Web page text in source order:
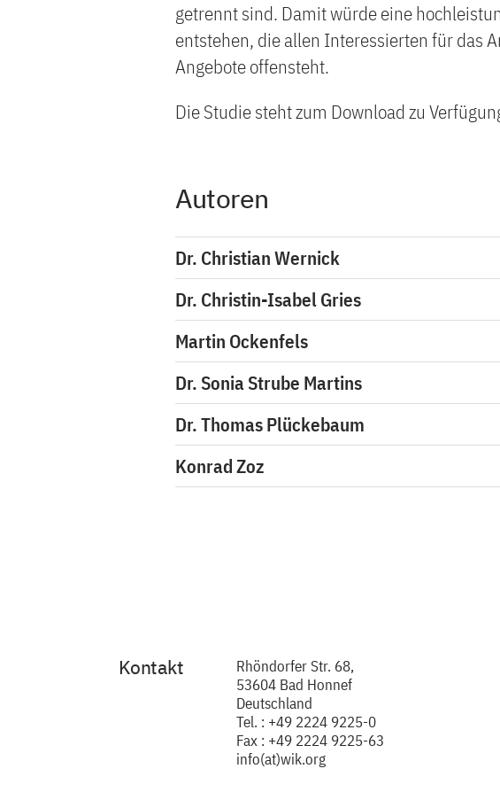
getrennt sind. Damit würde eine
entstehen, die allen Interessierten für das
Angebote offensteht.
Die Studie steht zum Download zu
Autoren
Dr. Christian Wernick
Dr. Christin-Isabel Gries
Martin Ockenfels
Dr. Sonia Strube Martins
Dr. Thomas Plückebaum
Konrad Zoz
Kontakt
Rhöndorfer Str. 68,
53604 Bad Honnef
Deutschland
Tel. : +49 2224 9225-0
Fax : +49 2224 9225-63
info(at)wik.org